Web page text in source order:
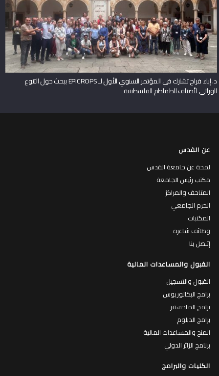
د. إباء فراح تشارك في المؤتمر السنوي الأول لـ EPICROPS ببحث حول التنوع
الوراثي لأصناف الطماطم الفلسطينية
عن القدس
لمحة عن جامعة القدس
مكتب رئيس الجامعة
المتاحف والمراكز
الحرم الجامعي
المكتبات
وظائف شاغرة
إتـصل بنا
القبول والمساعدات المالية
القبول والتسجيل
برامج البكالوريوس
برامج الماجستير
برامج الدبلوم
المنح والمساعدات المالية
برنامج الزائر الدولي
الكليات والبرامج